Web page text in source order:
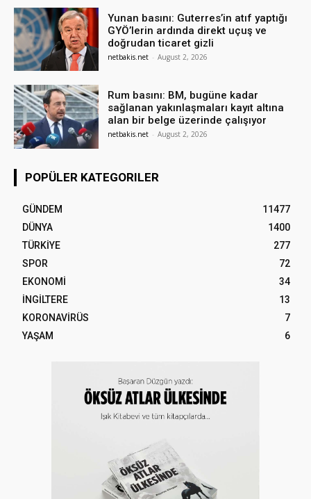
Yunan basını: Guterres’in atıf yaptığı
GYÖ’lerin ardında direkt uçuş ve
doğrudan ticaret gizli
netbakis.net - August 2, 2026
Rum basını: BM, bugüne kadar
sağlanan yakınlaşmaları kayıt altına
alan bir belge üzerinde çalışıyor
netbakis.net - August 2, 2026
POPÜLER KATEGORILER
GÜNDEM
11477
DÜNYA
1400
TÜRKİYE
277
SPOR
72
EKONOMİ
34
İNGİLTERE
13
KORONAVİRÜS
7
YAŞAM
6